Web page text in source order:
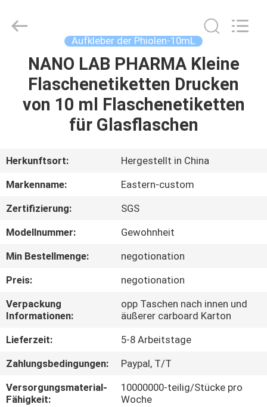
HAUS
PRODUKTE
UNS
AUSFLUG
QUALITÄTSKONTROLLE
TRETEN
SIE
MIT
UNS
VERBINDUNG
Aufkleber der Phiolen-10mL
NANO LAB PHARMA Kleine
Flaschenetiketten Drucken
von 10 ml Flaschenetiketten
für Glasflaschen
Herkunftsort:
Hergestellt in China
Markenname:
Eastern-custom
Zertifizierung:
SGS
Modellnummer:
Gewohnheit
Min Bestellmenge:
negotionation
Preis:
negotionation
Verpackung
Informationen:
opp Taschen nach innen und
äußerer carboard Karton
Lieferzeit:
5-8 Arbeitstage
Zahlungsbedingungen:
Paypal, T/T
Versorgungsmaterial-
Fähigkeit:
10000000-teilig/Stücke pro
Woche